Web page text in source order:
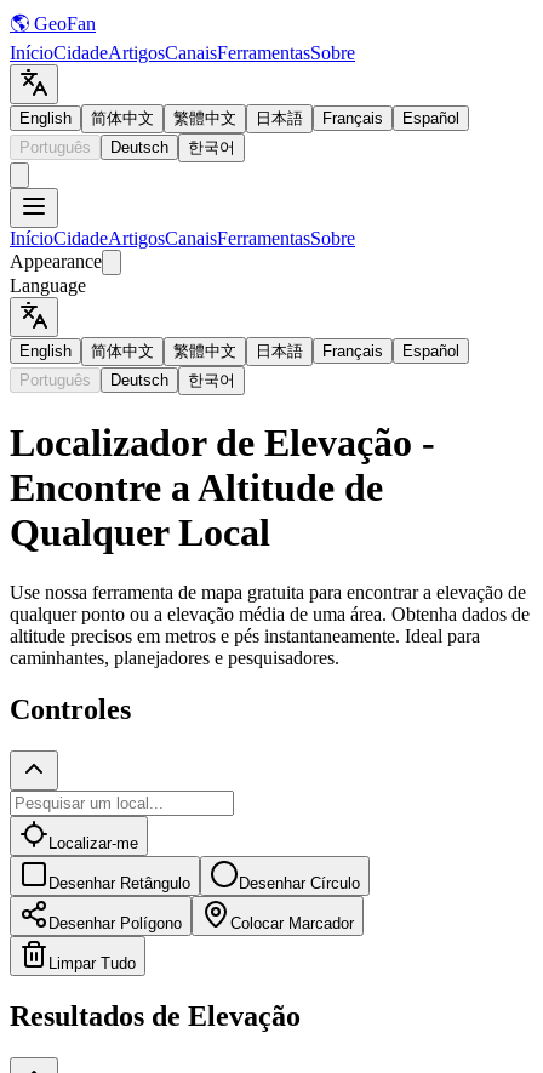
🌎 GeoFan
InícioCidadeArtigosCanaisFerramentasSobre
English 简体中文 繁體中文 日本語 Français
Español
Português
Deutsch 한국어
InícioCidadeArtigosCanaisFerramentasSobre
Appearance
Language
English 简体中文 繁體中文 日本語 Français
Español
Português
Deutsch 한국어
Localizador de Elevação -
Encontre a Altitude de
Qualquer Local
Use nossa ferramenta de mapa gratuita para encontrar a elevação de
qualquer ponto ou a elevação média de uma área. Obtenha dados de
altitude precisos em metros e pés instantaneamente. Ideal para
caminhantes, planejadores e pesquisadores.
Controles
Localizar-me
Desenhar Retângulo Desenhar Círculo
Desenhar Polígono Colocar Marcador
Limpar Tudo
Resultados de Elevação